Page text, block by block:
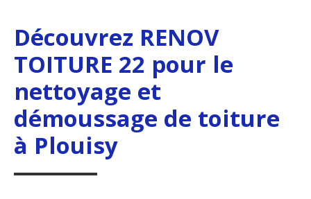
Découvrez RENOV
TOITURE 22 pour le
nettoyage et
démoussage de toiture
à Plouisy